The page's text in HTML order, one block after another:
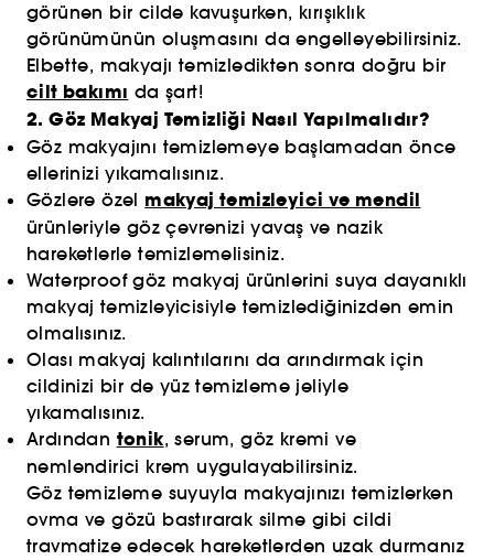
görünen bir cilde kavuşurken, kırışıklık
görünümünün oluşmasını da engelleyebilirsiniz.
Elbette, makyajı temizledikten sonra doğru bir
cilt bakımı da şart!
2. Göz Makyaj Temizliği Nasıl Yapılmalıdır?
Göz makyajını temizlemeye başlamadan önce
ellerinizi yıkamalısınız.
Gözlere özel makyaj temizleyici ve mendil
ürünleriyle göz çevrenizi yavaş ve nazik
hareketlerle temizlemelisiniz.
Waterproof göz makyaj ürünlerini suya dayanıklı
makyaj temizleyicisiyle temizlediğinizden emin
olmalısınız.
Olası makyaj kalıntılarını da arındırmak için
cildinizi bir de yüz temizleme jeliyle
yıkamalısınız.
Ardından tonik, serum, göz kremi ve
nemlendirici krem uygulayabilirsiniz.
Göz temizleme suyuyla makyajınızı temizlerken
ovma ve gözü bastırarak silme gibi cildi
travmatize edecek hareketlerden uzak durmanız